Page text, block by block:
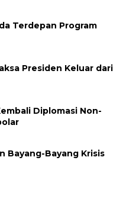
Terdepan Program
Presiden Keluar dari
Diplomasi Non-
Bayang-Bayang Krisis